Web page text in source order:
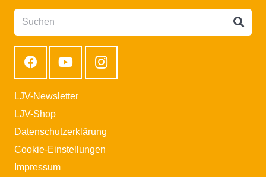
LJV-Newsletter
LJV-Shop
Datenschutzerklärung
Cookie-Einstellungen
Impressum